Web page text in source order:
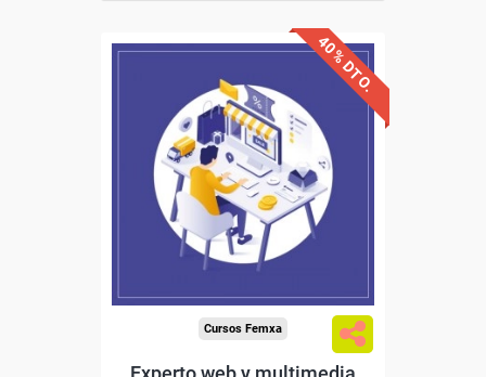
40% DTO.
Descuentos especiales
Sin requisitos de acceso
Diploma
Compra segura
Cursos Femxa